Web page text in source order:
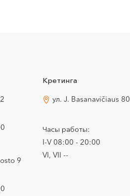
9
Кретинга
ул. J. Basanavičiaus 80
Часы работы:
I-V 08:00 - 20:00
VI, VII --